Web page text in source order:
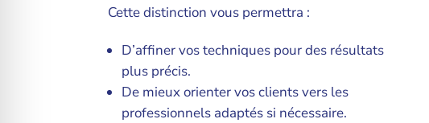
Cette distinction vous permettra :
D’affiner vos techniques pour des résultats
plus précis.
De mieux orienter vos clients vers les
professionnels adaptés si nécessaire.